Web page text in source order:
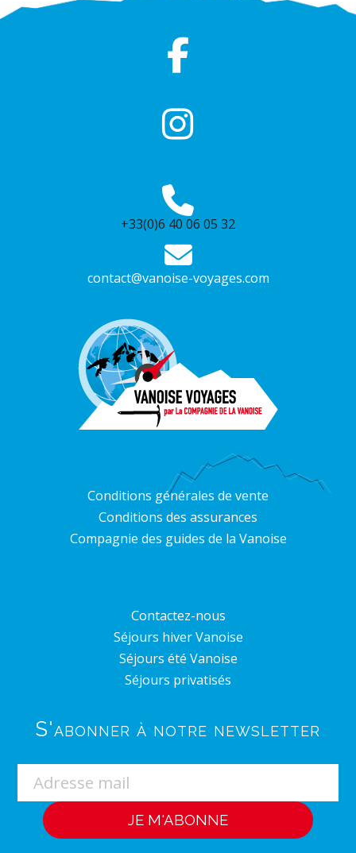
+33(0)6 40 06 05 32
contact@vanoise-voyages.com
Conditions générales de vente
Conditions des assurances
Compagnie des guides de la Vanoise
Contactez-nous
Séjours hiver Vanoise
Séjours été Vanoise
Séjours privatisés
S'abonner à notre newsletter